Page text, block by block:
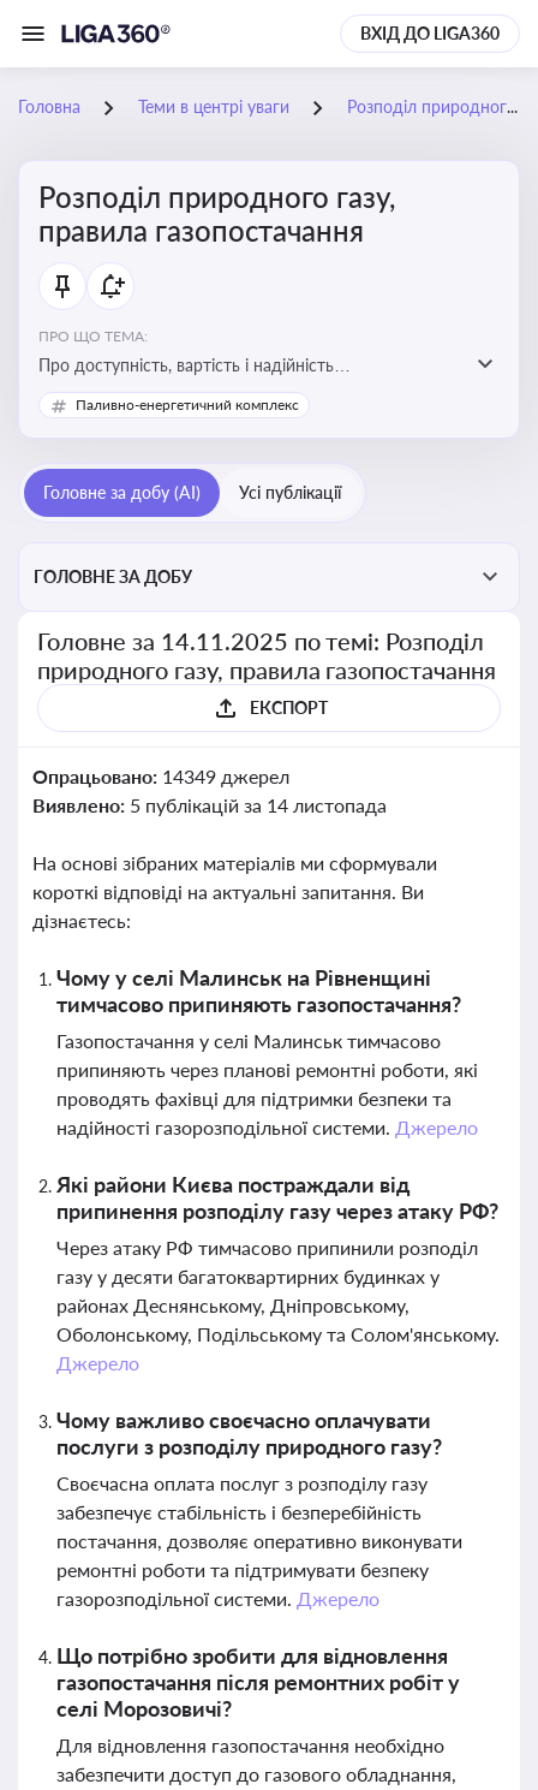
ВХІД ДО LIGA360
Головна Теми в центрі уваги Розподіл природного газу, правила газопостачання
Розподіл природного газу,
правила газопостачання
ПРО ЩО ТЕМА:
Про доступність, вартість і надійність
енергопостачання для бізнесу та вплив на економічну
стабільність
Паливно-енергетичний комплекс
Головне за добу (AI) Усі публікації
ГОЛОВНЕ ЗА ДОБУ
Головне за 14.11.2025 по темі: Розподіл
природного газу, правила газопостачання
ЕКСПОРТ
Опрацьовано: 14349 джерел
Виявлено: 5 публікацій за 14 листопада
На основі зібраних матеріалів ми сформували
короткі відповіді на актуальні запитання. Ви
дізнаєтесь:
Чому у селі Малинськ на Рівненщині
тимчасово припиняють газопостачання?
Газопостачання у селі Малинськ тимчасово
припиняють через планові ремонтні роботи, які
проводять фахівці для підтримки безпеки та
надійності газорозподільної системи. Джерело
Які райони Києва постраждали від
припинення розподілу газу через атаку РФ?
Через атаку РФ тимчасово припинили розподіл
газу у десяти багатоквартирних будинках у
районах Деснянському, Дніпровському,
Оболонському, Подільському та Солом'янському.
Джерело
Чому важливо своєчасно оплачувати
послуги з розподілу природного газу?
Своєчасна оплата послуг з розподілу газу
забезпечує стабільність і безперебійність
постачання, дозволяє оперативно виконувати
ремонтні роботи та підтримувати безпеку
газорозподільної системи. Джерело
Що потрібно зробити для відновлення
газопостачання після ремонтних робіт у
селі Морозовичі?
Для відновлення газопостачання необхідно
забезпечити доступ до газового обладнання,